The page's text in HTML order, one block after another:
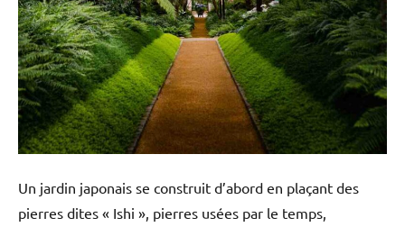
Un jardin japonais se construit d’abord en plaçant des
pierres dites « Ishi », pierres usées par le temps,